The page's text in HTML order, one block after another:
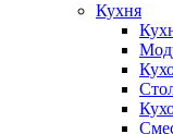
Кухня